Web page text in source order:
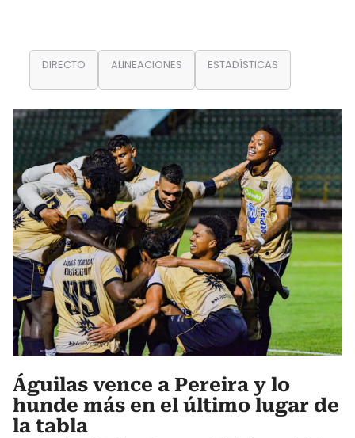
DIRECTO ALINEACIONES ESTADÍSTICAS
Águilas vence a Pereira y lo
hunde más en el último lugar de
la tabla